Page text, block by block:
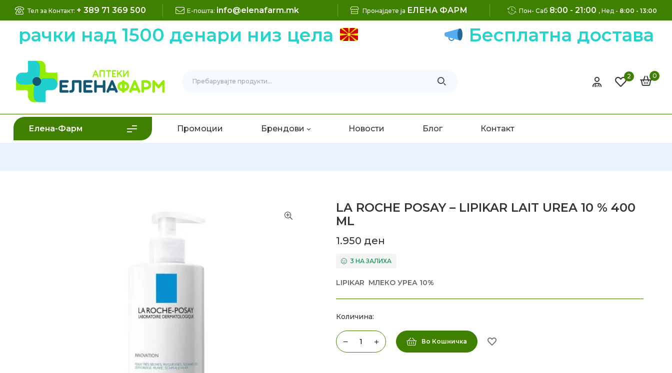
Тел за Контакт: + 389 71 369 500 Е-пошта: info@elenafarm.mk Пронајдете ја ЕЛЕНА ФАРМ Пон- Саб 8:00 - 21:00 , Нед - 8:00 - 13:00
над 1500 денари низ цела Бесплатна достава
2 0
Елена-Фарм Промоции Брендови Новости Блог Контакт
LA ROCHE POSAY – LIPIKAR LAIT UREA 10 % 400
ML
1.950 ден
3 НА ЗАЛИХА
LIPIKAR МЛЕКО УРЕА 10%
Количина:
Во Кошничка